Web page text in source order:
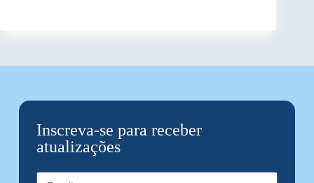
Inscreva-se para receber
atualizações